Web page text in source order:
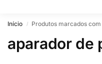
Início / Produtos marcados
aparador de